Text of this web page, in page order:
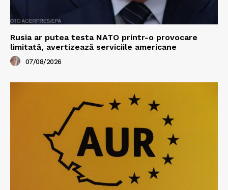
Rusia ar putea testa NATO printr-o provocare
limitată, avertizează serviciile americane
07/08/2026